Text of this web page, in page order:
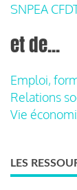
SNPEA
et de...
Emploi,
Relations
Vie
LES